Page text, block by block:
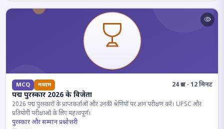
MCQ मध्यम 24 प्रश्न · 12 मिनट
पद्म पुरस्कार 2026 के विजेता
2026 पद्म पुरस्कारों के प्राप्तकर्ताओं और उनकी श्रेणियों पर ज्ञान परीक्षण करें। UPSC और
प्रतियोगी परीक्षाओं के लिए महत्वपूर्ण।
पुरस्कार और सम्मान प्रश्नोत्तरी